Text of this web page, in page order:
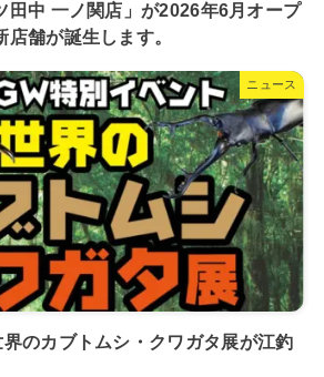
田中 一ノ関店」が2026年6月オープ
舗が誕生します。
ニュース
界のカブトムシ・クワガタ展が江釣